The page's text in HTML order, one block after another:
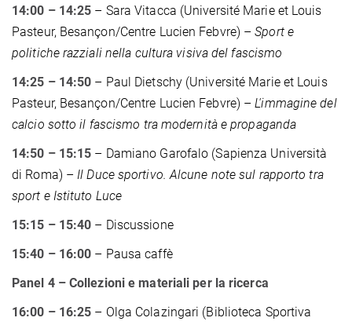
14:00 – 14:25 – Sara Vitacca (Université Marie et Louis
Pasteur, Besançon/Centre Lucien Febvre) –Sport e
politiche razziali nella cultura visiva del fascismo
14:25 – 14:50 – Paul Dietschy (Université Marie et Louis
Pasteur, Besançon/Centre Lucien Febvre) –L'immagine del
calcio sotto il fascismo tra modernità e propaganda
14:50 – 15:15 – Damiano Garofalo (Sapienza Università
di Roma) –Il Duce sportivo. Alcune note sul rapporto tra
sport e Istituto Luce
15:15 – 15:40 – Discussione
15:40 – 16:00 – Pausa caffè
Panel 4 – Collezioni e materiali per la ricerca
16:00 – 16:25 – Olga Colazingari (Biblioteca Sportiva